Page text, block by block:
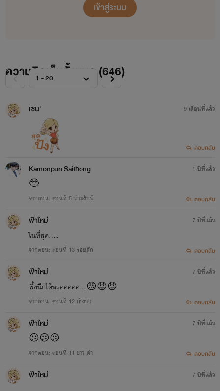
เข้าสู่ระบบ
ความคิดเห็นทั้งหมด (646)
เซน' 9 เดือนที่แล้ว
ตอบกลับ
Kamonpun Saithong
🥹
จากตอน: ตอนที่ 5 ห้ามรักพี่
1 ปีที่แล้ว
ตอบกลับ
ฟ้าใหม่
ในที่สุด.....
จากตอน: ตอนที่ 13 รอยสัก
7 ปีที่แล้ว
ตอบกลับ
ฟ้าใหม่
พึ้งนึกได้หรอออออ...😡😡😡
จากตอน: ตอนที่ 12 กำราบ
7 ปีที่แล้ว
ตอบกลับ
ฟ้าใหม่
😕😕😕
จากตอน: ตอนที่ 11 ขาว-ดำ
7 ปีที่แล้ว
ตอบกลับ
ฟ้าใหม่ 7 ปีที่แล้ว